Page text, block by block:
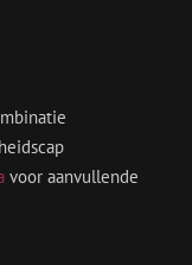
voor aanvullende